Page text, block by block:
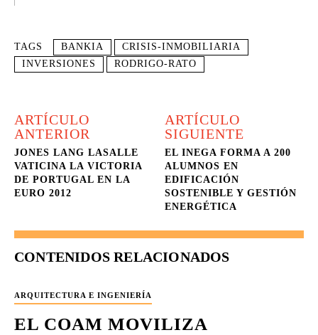
TAGS BANKIA
CRISIS-INMOBILIARIA
INVERSIONES
RODRIGO-RATO
ARTÍCULO
ANTERIOR
JONES LANG LASALLE
VATICINA LA VICTORIA
DE PORTUGAL EN LA
EURO 2012
ARTÍCULO
SIGUIENTE
EL INEGA FORMA A 200
ALUMNOS EN
EDIFICACIÓN
SOSTENIBLE Y GESTIÓN
ENERGÉTICA
CONTENIDOS RELACIONADOS
ARQUITECTURA E INGENIERÍA
EL COAM MOVILIZA